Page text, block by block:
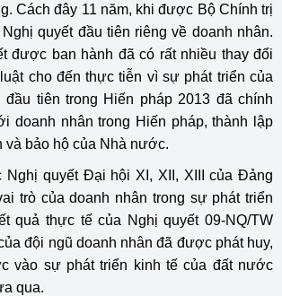
Cách đây 11 năm, khi được Bộ Chính trị
quyết đầu tiên riêng về doanh nhân.
được ban hành đã có rất nhiều thay đổi
cho đến thực tiễn vì sự phát triển của
đầu tiên trong Hiến pháp 2013 đã chính
doanh nhân trong Hiến pháp, thành lập
và bảo hộ của Nhà nước.
Nghị quyết Đại hội XI, XII, XIII của Đảng
trò của doanh nhân trong sự phát triển
quả thực tế của Nghị quyết 09-NQ/TW
đội ngũ doanh nhân đã được phát huy,
vào sự phát triển kinh tế của đất nước
qua.